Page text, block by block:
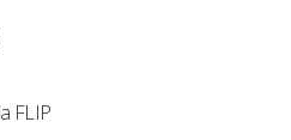
FLIP